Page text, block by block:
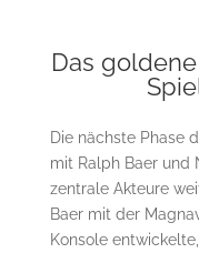
Das
Die nächste Phase
mit Ralph Baer und
zentrale Akteure
Baer mit der
Konsole